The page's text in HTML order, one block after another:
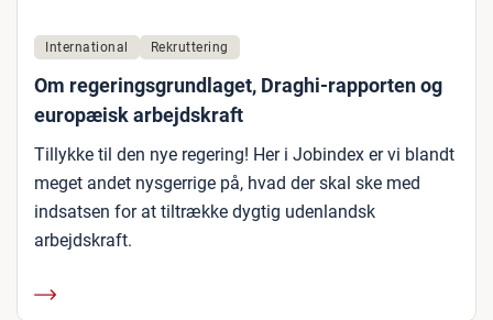
International Rekruttering
Om regeringsgrundlaget, Draghi-rapporten og
europæisk arbejdskraft
Tillykke til den nye regering! Her i Jobindex er vi blandt
meget andet nysgerrige på, hvad der skal ske med
indsatsen for at tiltrække dygtig udenlandsk
arbejdskraft.